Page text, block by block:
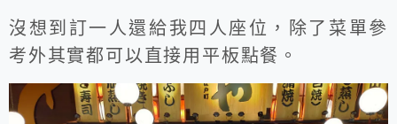
沒想到訂一人還給我四人座位，除了菜單參
考外其實都可以直接用平板點餐。